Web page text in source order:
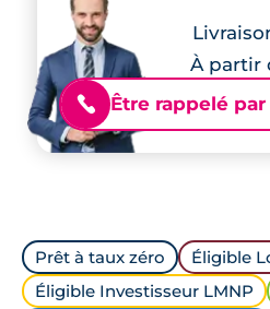
À partir
📞 Être rappelé
Prêt à taux zéro
Éligible
Éligible Investisseur LMNP